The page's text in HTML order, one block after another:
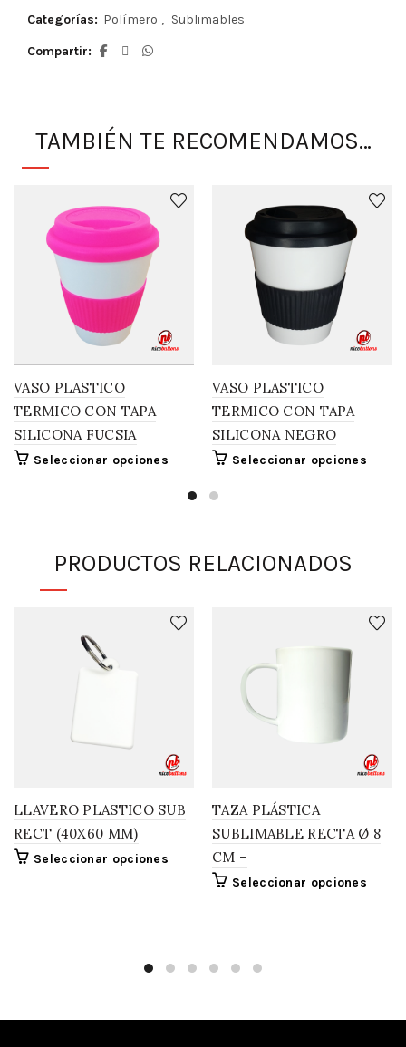
Categorías: Polímero , Sublimables
Compartir
TAMBIÉN TE RECOMENDAMOS…
VASO PLASTICO
TERMICO CON TAPA
SILICONA FUCSIA
Seleccionar opciones
VASO PLASTICO
TERMICO CON TAPA
SILICONA NEGRO
Seleccionar opciones
PRODUCTOS RELACIONADOS
LLAVERO PLASTICO SUB
RECT (40X60 MM)
Seleccionar opciones
TAZA PLÁSTICA
SUBLIMABLE RECTA Ø 8
CM –
Seleccionar opciones